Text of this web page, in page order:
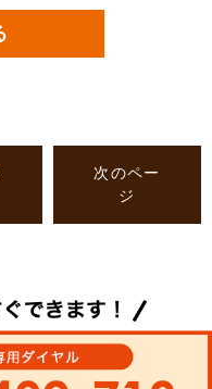
次のペー
ジ